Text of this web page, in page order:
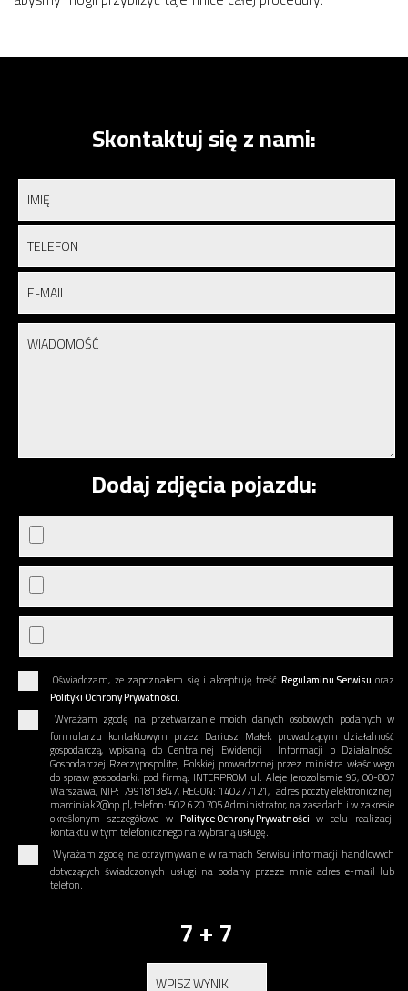
Skontaktuj się z nami:
Dodaj zdjęcia pojazdu:
Oświadczam, że zapoznałem się i akceptuję treść Regulaminu Serwisu oraz
Polityki Ochrony Prywatności.
Wyrażam zgodę na przetwarzanie moich danych osobowych podanych w
formularzu kontaktowym przez Dariusz Małek prowadzącym działalność
gospodarczą, wpisaną do Centralnej Ewidencji i Informacji o Działalności
Gospodarczej Rzeczypospolitej Polskiej prowadzonej przez ministra właściwego
do spraw gospodarki, pod firmą: INTERPROM ul. Aleje Jerozolismie 96, 00-807
Warszawa, NIP: 7991813847, REGON: 140277121, adres poczty elektronicznej:
marciniak2@op.pl, telefon: 502 620 705 Administrator, na zasadach i w zakresie
określonym szczegółowo w Polityce Ochrony Prywatności w celu realizacji
kontaktu w tym telefonicznego na wybraną usługę.
Wyrażam zgodę na otrzymywanie w ramach Serwisu informacji handlowych
dotyczących świadczonych usługi na podany przeze mnie adres e-mail lub
telefon.
7 + 7